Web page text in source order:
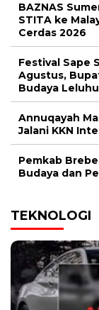
BAZNAS
STITA ke
Cerdas 2026
Festival Sape
Agustus,
Budaya
Annuqayah
Jalani KKN
Pemkab
Budaya dan
TEKNOLOGI